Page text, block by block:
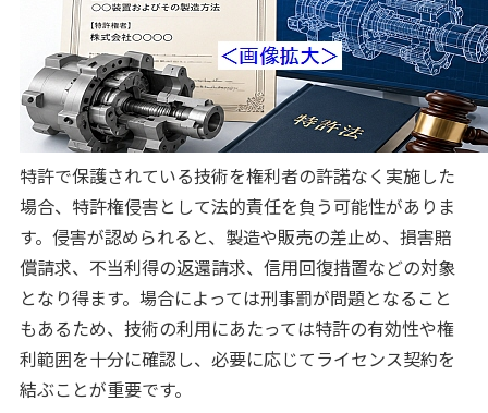
特許で保護されている技術を権利者の許諾なく実施した
場合、特許権侵害として法的責任を負う可能性がありま
す。侵害が認められると、製造や販売の差止め、損害賠
償請求、不当利得の返還請求、信用回復措置などの対象
となり得ます。場合によっては刑事罰が問題となること
もあるため、技術の利用にあたっては特許の有効性や権
利範囲を十分に確認し、必要に応じてライセンス契約を
結ぶことが重要です。